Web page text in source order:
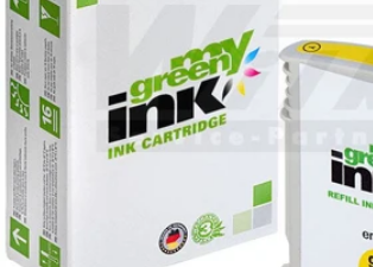
Sie das Medium 0 im Modalformat